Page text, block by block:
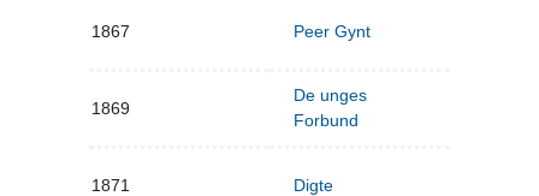
1867 Peer Gynt
1869
De unges
Forbund
1871 Digte